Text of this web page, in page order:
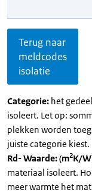
Terug naar
meldcodes
isolatie
Categorie: het
isoleert. Let op:
plekken worden
juiste categorie kiest.
Rd- Waarde: (m2K/
materiaal isoleert.
meer warmte het